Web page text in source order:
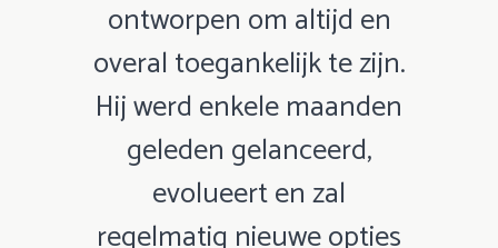
ontworpen om altijd en
overal toegankelijk te zijn.
Hij werd enkele maanden
geleden gelanceerd,
evolueert en zal
regelmatig nieuwe opties